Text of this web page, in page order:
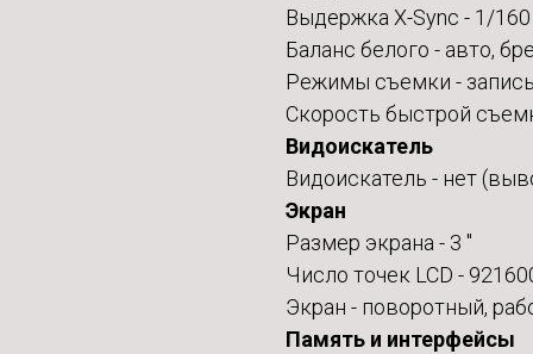
Выдержка X-Sync - 1/
Баланс белого - авто,
Режимы съемки -
Скорость быстрой
Видоискатель
Видоискатель - нет
Экран
Размер экрана - 3 "
Число точек LCD -
Экран - поворотный,
Память и интерфейсы